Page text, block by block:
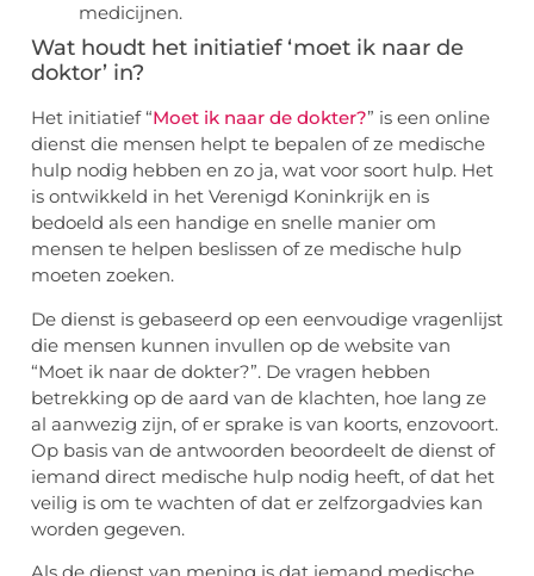
medicijnen.
Wat houdt het initiatief ‘moet ik naar de
doktor’ in?
Het initiatief “Moet ik naar de dokter?” is een online
dienst die mensen helpt te bepalen of ze medische
hulp nodig hebben en zo ja, wat voor soort hulp. Het
is ontwikkeld in het Verenigd Koninkrijk en is
bedoeld als een handige en snelle manier om
mensen te helpen beslissen of ze medische hulp
moeten zoeken.
De dienst is gebaseerd op een eenvoudige vragenlijst
die mensen kunnen invullen op de website van
“Moet ik naar de dokter?”. De vragen hebben
betrekking op de aard van de klachten, hoe lang ze
al aanwezig zijn, of er sprake is van koorts, enzovoort.
Op basis van de antwoorden beoordeelt de dienst of
iemand direct medische hulp nodig heeft, of dat het
veilig is om te wachten of dat er zelfzorgadvies kan
worden gegeven.